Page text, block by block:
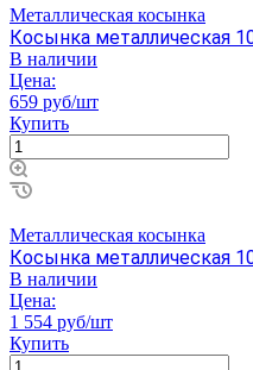
Металлическая косынка
Косынка металлическая
В наличии
Цена:
659 руб/шт
Купить
Металлическая косынка
Косынка металлическая
В наличии
Цена:
1 554 руб/шт
Купить